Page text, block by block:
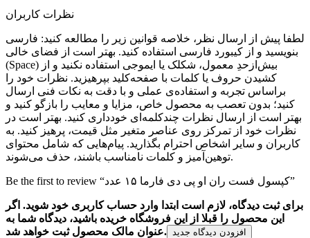
نظرات کاربران
لطفا پیش از ارسال نظر، خلاصه قوانین زیر را مطالعه کنید: فارسی
بنویسید و از کیبورد فارسی استفاده کنید. بهتر است از فضای خالی
(Space) بیش‌از‌حدِ معمول، شکلک یا ایموجی استفاده نکنید و از
کشیدن حروف یا کلمات با صفحه‌کلید بپرهیزید. نظرات خود را
براساس تجربه و استفاده‌ی عملی و با دقت به نکات فنی ارسال
کنید؛ بدون تعصب به محصول خاص، مزایا و معایب را بازگو کنید و
بهتر است از ارسال نظرات چندکلمه‌‌ای خودداری کنید. بهتر است در
نظرات خود از تمرکز روی عناصر متغیر مثل قیمت، پرهیز کنید. به
کاربران و سایر اشخاص احترام بگذارید. پیام‌هایی که شامل محتوای
توهین‌آمیز و کلمات نامناسب باشند، حذف می‌شوند.
Be the first to review “کپسول فست ران او پی دی فارما ۱۵ عدد”
برای ثبت دیدگاه، لازم است ابتدا وارد حساب کاربری خود شوید. اگر
این محصول را قبلا از این فروشگاه خریده باشید، دیدگاه شما به
عنوان مالک محصول ثبت خواهد شد.
افزودن دیدگاه جدید